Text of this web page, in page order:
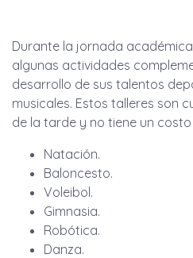
Durante la jornada
algunas actividades
desarrollo de sus talentos
musicales. Estos talleres son
de la tarde y no tiene un
Natación.
Baloncesto.
Voleibol.
Gimnasia.
Robótica.
Danza.